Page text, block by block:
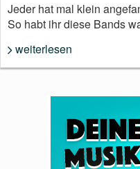
Jeder hat mal klein
So habt ihr diese Bands
weiterlesen